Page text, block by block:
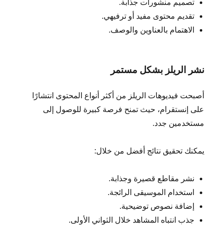
تصميم منشورات جذابة.
تقديم محتوى مفيد أو ترفيهي.
الاهتمام بالعناوين والوصف.
نشر الريلز بشكل مستمر
أصبحت فيديوهات الريلز من أكثر أنواع المحتوى انتشارًا
على إنستقرام، حيث تمنح فرصة كبيرة للوصول إلى
مستخدمين جدد.
يمكنك تحقيق نتائج أفضل من خلال:
نشر مقاطع قصيرة وجذابة.
استخدام الموسيقى الرائجة.
إضافة نصوص توضيحية.
جذب انتباه المشاهد خلال الثواني الأولى.